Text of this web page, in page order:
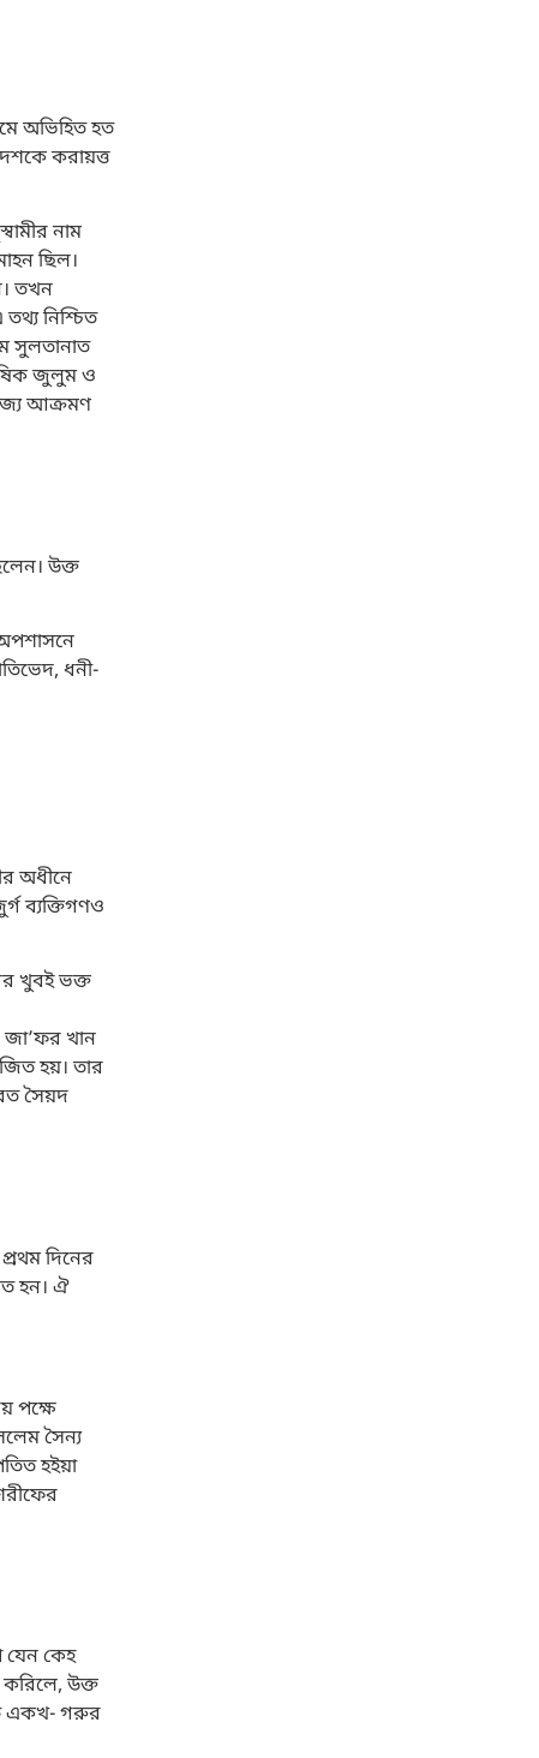
অভিহিত হত
করায়ত্ত
নাম
ছিল।
তখন
নিশ্চিত
সুলতানাত
জুলুম ও
আক্রমণ
উক্ত
ধনী-
অধীনে
ব্যক্তিগণও
খুবই ভক্ত
জা’ফর খান
হয়। তার
সৈয়দ
দিনের
হন। ঐ
পক্ষে
সৈন্য
হইয়া
যেন কেহ
উক্ত
একখ- গরুর